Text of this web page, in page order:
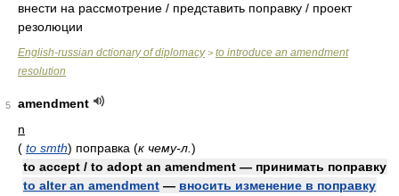
внести на рассмотрение / представить поправку / проект
резолюции
English-russian dctionary of diplomacy> to introduce an amendment
resolution
5
amendment
n
( to smth) поправка (к чему-л. )
to accept / to adopt an amendment — принимать поправку
to alter an amendment — вносить изменение в поправку